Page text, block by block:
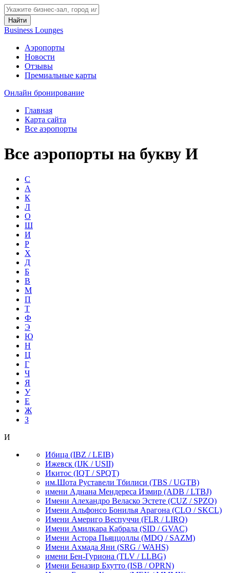
Найти
Business Lounges
Аэропорты
Новости
Отзывы
Премиальные карты
Онлайн бронирование
Главная
Карта сайта
Все аэропорты
Все аэропорты на букву И
С
А
К
Л
О
Ш
И
Р
Х
Д
Б
В
М
П
Т
Ф
Э
Ю
Н
Ц
Г
Ч
Я
У
Е
Ж
З
И
Ибица (IBZ / LEIB)
Ижевск (IJK / USII)
Икитос (IQT / SPQT)
им.Шота Руставели Тбилиси (TBS / UGTB)
имени Аднана Мендереса Измир (ADB / LTBJ)
Имени Алехандро Веласко Эстете (CUZ / SPZO)
Имени Альфонсо Бонилья Арагона (CLO / SKCL)
Имени Америго Веспуччи (FLR / LIRQ)
Имени Амилкара Кабрала (SID / GVAC)
Имени Астора Пьяццоллы (MDQ / SAZM)
Имени Ахмада Яни (SRG / WAHS)
имени Бен-Гуриона (TLV / LLBG)
Имени Беназир Бхутто (ISB / OPRN)